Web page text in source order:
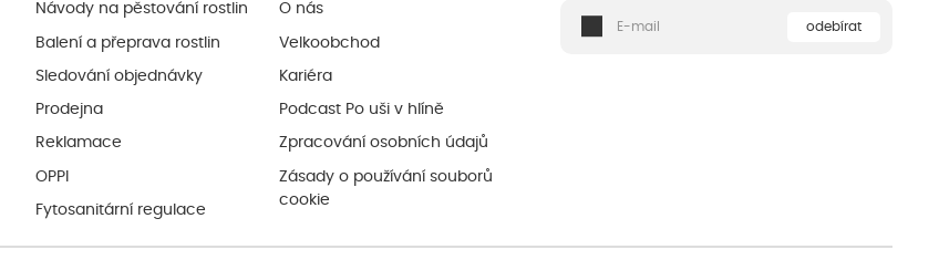
Návody na pěstování rostlin
Balení a přeprava rostlin
Sledování objednávky
Prodejna
Reklamace
OPPI
Fytosanitární regulace
O nás
Velkoobchod
Kariéra
Podcast Po uši v hlíně
Zpracování osobních údajů
Zásady o používání souborů
cookie
odebírat